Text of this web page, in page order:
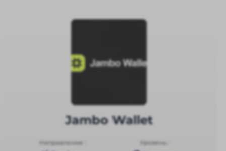
Jambo Wallet
Направление : Уровень :